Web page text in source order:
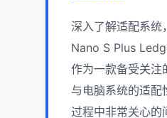
深入了解适配系
Nano S Plus
作为一款备受关注
与电脑系统的适配
过程中非常关心的